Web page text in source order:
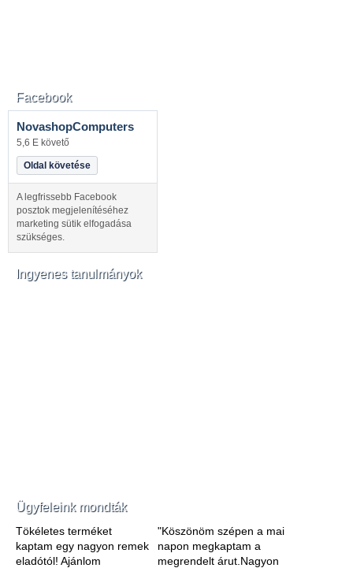
Facebook
NovashopComputers
5,6 E követő
Oldal követése
A legfrissebb Facebook
posztok megjelenítéséhez
marketing sütik elfogadása
szükséges.
Ingyenes tanulmányok
Ügyfeleink mondták
Tökéletes terméket
kaptam egy nagyon remek
eladótól! Ajánlom
"Köszönöm szépen a mai
napon megkaptam a
megrendelt árut.Nagyon